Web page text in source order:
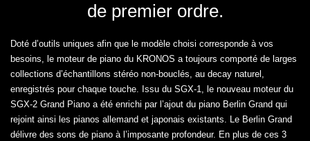
de premier ordre.
Doté d’outils uniques afin que le modèle choisi corresponde à vos
besoins, le moteur de piano du KRONOS a toujours comporté de larges
collections d’échantillons stéréo non-bouclés, au decay naturel,
enregistrés pour chaque touche. Issu du SGX-1, le nouveau moteur du
SGX-2 Grand Piano a été enrichi par l’ajout du piano Berlin Grand qui
rejoint ainsi les pianos allemand et japonais existants. Le Berlin Grand
délivre des sons de piano à l’imposante profondeur. En plus de ces 3